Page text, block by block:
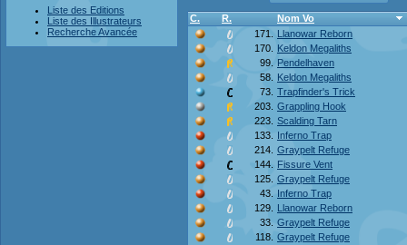
Liste des Editions
Liste des Illustrateurs
Recherche Avancée
C. R.
Nom Vo
171.
Llanowar Reborn
170.
Keldon Megaliths
99.
Pendelhaven
58.
Keldon Megaliths
73. Trapfinder's Trick
203. Grappling Hook
223. Scalding Tarn
133.
Inferno Trap
214. Graypelt Refuge
144.
Fissure Vent
125. Graypelt Refuge
43.
Inferno Trap
129.
Llanowar Reborn
33. Graypelt Refuge
118. Graypelt Refuge